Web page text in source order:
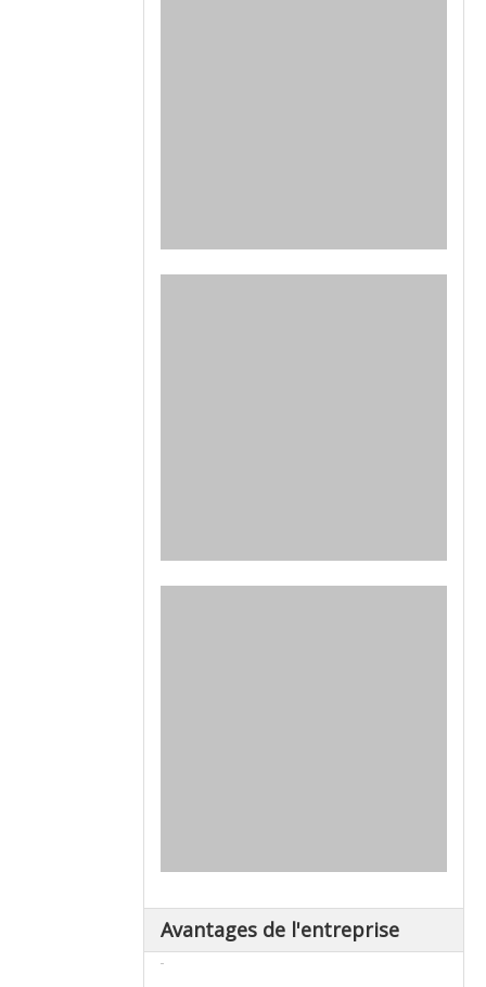
Avantages de l'entreprise